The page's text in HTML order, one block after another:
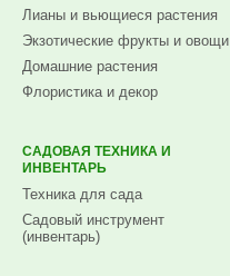
Лианы и вьющиеся растения
Экзотические фрукты и овощи
Домашние растения
Флористика и декор
САДОВАЯ ТЕХНИКА И
ИНВЕНТАРЬ
Техника для сада
Садовый инструмент
(инвентарь)